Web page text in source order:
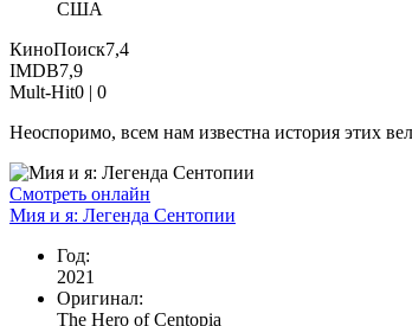
США
КиноПоиск7,4
IMDB7,9
Mult-Hit0 | 0
Неоспоримо, всем нам известна история этих
Смотреть онлайн
Мия и я: Легенда Сентопии
Год:
2021
Оригинал:
The Hero of Centopia